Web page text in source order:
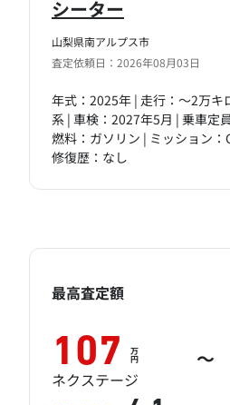
山梨県南アルプス市
査定依頼日：2026年08月03日
シーター
年式：2025年 | 走行：～2万キ
系 | 車検：2027年5月 | 乗車定
燃料：ガソリン | ミッション：
修復歴：なし
最高査定額
107 万
円 ～
ネクステージ